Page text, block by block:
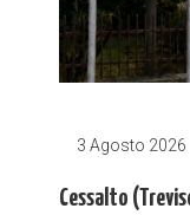
3 Agosto 2026
Cessalto